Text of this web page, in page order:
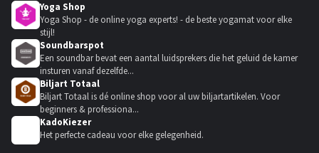
Yoga Shop
Yoga Shop - de online yoga experts! - de beste yogamat voor elke
stijl!
Soundbarspot
Een soundbar bevat een aantal luidsprekers die het geluid de kamer
insturen vanaf dezelfde...
Biljart Totaal
Biljart Totaal is dé online shop voor al uw biljartartikelen. Voor
beginners & professiona...
KadoKiezer
Het perfecte cadeau voor elke gelegenheid.